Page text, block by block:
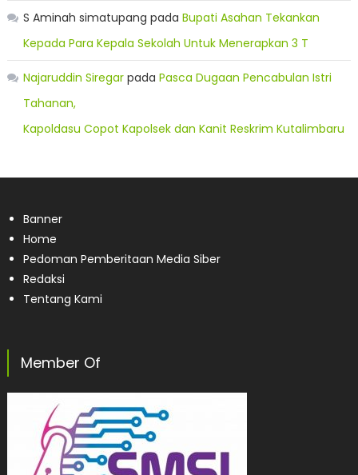
S Aminah simatupang pada Bupati Asahan Tekankan
Kepada Para Kepala Sekolah Untuk Menerapkan 3 T
Najaruddin Siregarpada Pasca Dugaan Pencabulan Istri
Tahanan,
Kapoldasu Copot Kapolsek dan Kanit Reskrim Kutalimbaru
Banner
Home
Pedoman Pemberitaan Media Siber
Redaksi
Tentang Kami
Member Of